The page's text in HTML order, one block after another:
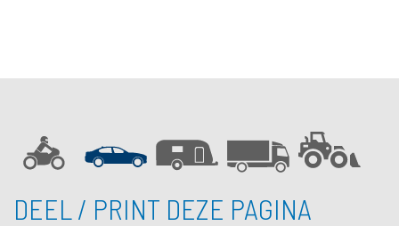
DEEL / PRINT DEZE PAGINA